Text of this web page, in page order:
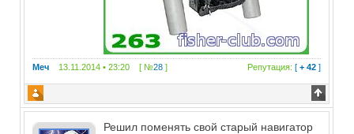
Меч 13.11.2014 • 23:20 [ №28 ] Репутация: [+ 42 ]
Решил поменять свой старый навигатор